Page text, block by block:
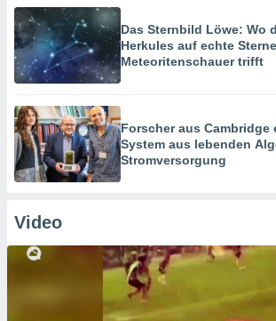
Das Sternbild Löwe: Wo
Herkules auf echte
Meteoritenschauer trifft
Forscher aus Cambridge
System aus lebenden
Stromversorgung
Video